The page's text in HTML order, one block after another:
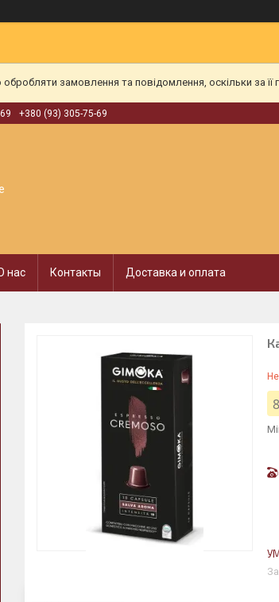
замовлення та повідомлення, оскільки за
+380 (93) 305-75-69
нас Контакты Доставка и оплата